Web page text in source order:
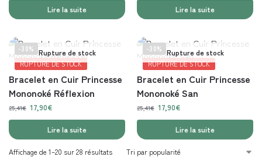
Lire la suite Lire la suite
-30%
RUPTURE DE STOCK
Rupture de stock
Bracelet en Cuir Princesse
Mononoké Réflexion
25,41€ 17,90€
Lire la suite
-30%
RUPTURE DE STOCK
Rupture de stock
Bracelet en Cuir Princesse
Mononoké San
25,41€ 17,90€
Lire la suite
Affichage de 1–20 sur 28 résultats